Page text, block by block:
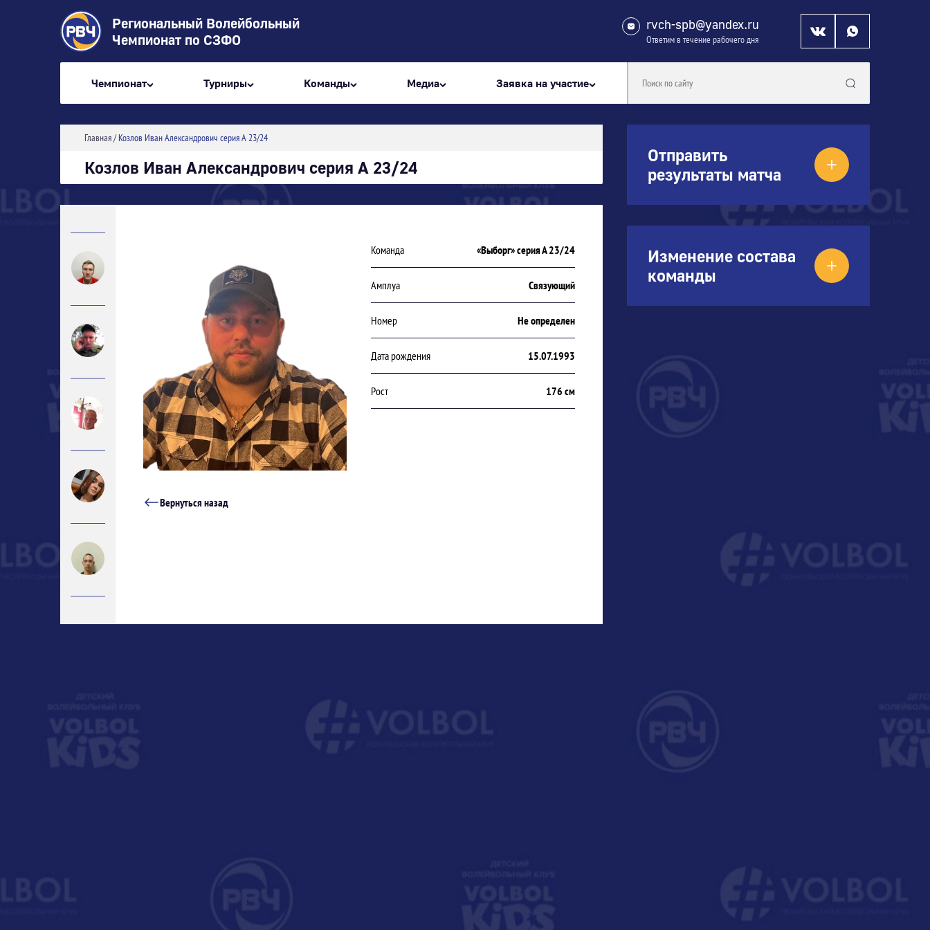
Региональный Волейбольный
Чемпионат по СЗФО
rvch-spb@yandex.ru
Ответим в течение рабочего дня
Чемпионат Турниры Команды Медиа Заявка на участие
Главная/Козлов Иван Александрович серия А 23/24
Козлов Иван Александрович серия А 23/24
Команда «Выборг» серия А 23/24
Амплуа Связующий
Номер Не определен
Дата рождения 15.07.1993
Рост 176 см
Вернуться назад
Отправить
результаты матча
Изменение состава
команды